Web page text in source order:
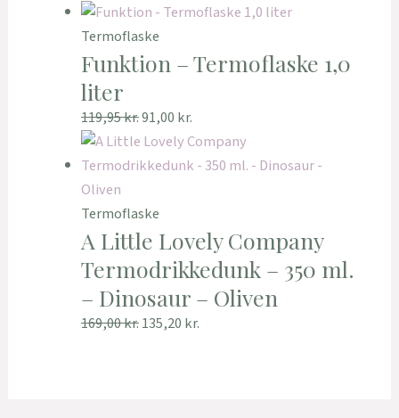
Termoflaske
Funktion – Termoflaske 1,0
liter
119,95kr.91,00 kr.
Termoflaske
A Little Lovely Company
Termodrikkedunk – 350 ml.
– Dinosaur – Oliven
169,00kr.135,20 kr.